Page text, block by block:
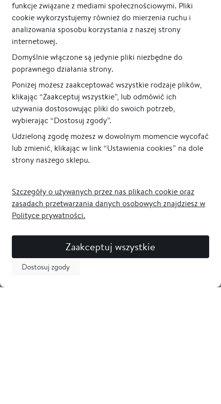
Newsletter
funkcje związane z mediami społecznościowymi. Pliki
cookie wykorzystujemy również do mierzenia ruchu i
analizowania sposobu korzystania z naszej strony
internetowej.
Domyślnie włączone są jedynie pliki niezbędne do
poprawnego działania strony.
Poniżej możesz zaakceptować wszystkie rodzaje plików,
klikając “Zaakceptuj wszystkie”, lub odmówić ich
używania dostosowując pliki do swoich potrzeb,
wybierając “Dostosuj zgody”.
Udzieloną zgodę możesz w dowolnym momencie wycofać
lub zmienić, klikając w link “Ustawienia cookies” na dole
strony naszego sklepu.
Szczegóły o używanych przez nas plikach cookie oraz
zasadach przetwarzania danych osobowych znajdziesz w
Polityce prywatności.
Dostosuj zgody
Zaakceptuj wszystkie